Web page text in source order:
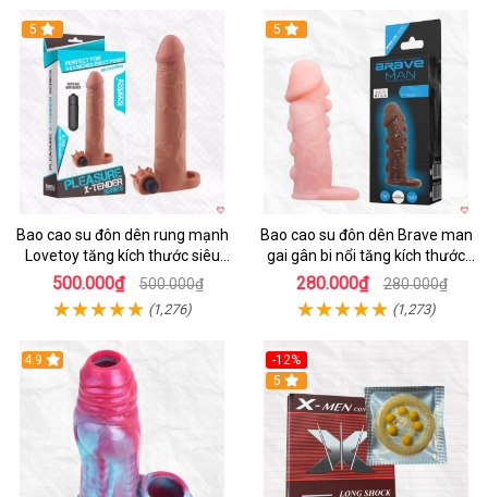
5
Bao cao su đôn dên rung mạnh
Lovetoy tăng kích thước siêu
phê
500.000₫ 500.000₫
(1,276)
5
Bao cao su đôn dên Brave man
gai gân bi nổi tăng kích thước
kéo dài thời gian
280.000₫ 280.000₫
(1,273)
4.9
-12%
Hot
5